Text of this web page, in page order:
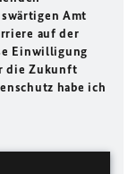
Amt
auf der
Einwilligung
die Zukunft
habe ich